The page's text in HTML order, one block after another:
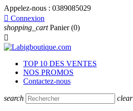
Appelez-nous : 0389085029
 Connexion
shopping_cart Panier (0)

TOP 10 DES VENTES
NOS PROMOS
Contactez-nous
search clear